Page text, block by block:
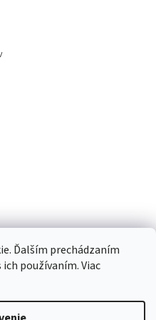
Ďalším prechádzaním
používaním. Viac